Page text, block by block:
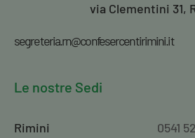
via Clementini 31,
segreteria.rn@confesercentirimini.it
Le nostre Sedi
Rimini
0541